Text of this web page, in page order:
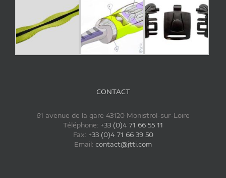
CONTACT
61 avenue de la gare 43120 Monistrol-sur-Loire
Téléphone: +33 (0)4 71 66 55 11
Fax: +33 (0)4 71 66 39 50
Email: contact@jtti.com